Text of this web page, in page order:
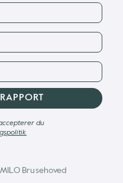
du
MILO Brusehoved